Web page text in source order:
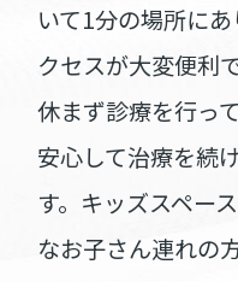
いて1分の場所にあ
クセスが大変便利で
休まず診療を行っ
安心して治療を続
す。 キッズスペー
なお子さん連れの